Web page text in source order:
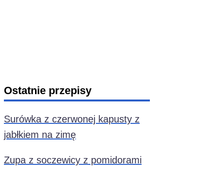
Ostatnie przepisy
Surówka z czerwonej kapusty z
jabłkiem na zimę
Zupa z soczewicy z pomidorami